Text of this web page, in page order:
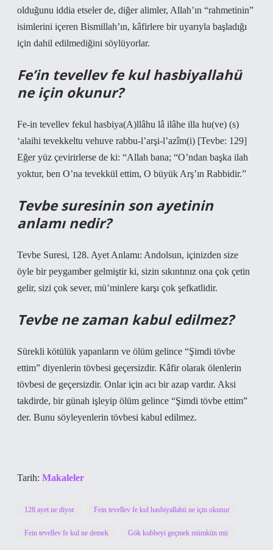
olduğunu iddia etseler de, diğer alimler, Allah’ın “rahmetinin”
isimlerini içeren Bismillah’ın, kâfirlere bir uyarıyla başladığı
için dahil edilmediğini söylüyorlar.
Fe’in tevellev fe kul hasbiyallahü
ne için okunur?
Fe-in tevellev fekul hasbiya(A)llâhu lâ ilâhe illa hu(ve) (s)
‘alaihi tevekkeltu vehuve rabbu-l’arşi-l’azîm(i) [Tevbe: 129]
Eğer yüz çevirirlerse de ki: “Allah bana; “O’ndan başka ilah
yoktur, ben O’na tevekkül ettim, O büyük Arş’ın Rabbidir.”
Tevbe suresinin son ayetinin
anlamı nedir?
Tevbe Suresi, 128. Ayet Anlamı: Andolsun, içinizden size
öyle bir peygamber gelmiştir ki, sizin sıkıntınız ona çok çetin
gelir, sizi çok sever, mü’minlere karşı çok şefkatlidir.
Tevbe ne zaman kabul edilmez?
Sürekli kötülük yapanların ve ölüm gelince “Şimdi tövbe
ettim” diyenlerin tövbesi geçersizdir. Kâfir olarak ölenlerin
tövbesi de geçersizdir. Onlar için acı bir azap vardır. Aksi
takdirde, bir günah işleyip ölüm gelince “Şimdi tövbe ettim”
der. Bunu söyleyenlerin tövbesi kabul edilmez.
Tarih: Makaleler
128 ayet ne diyor Fein tevellev fe kul hasbiyallahü ne için okunur
Fein tevellev fe kul ne demek Gök kubbeyi geçmek mümkün mü